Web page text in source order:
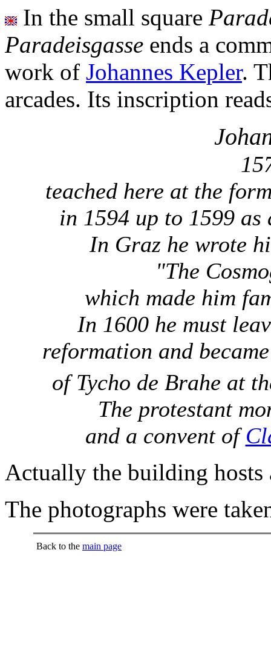
In the small square
Paradeisgasse ends a
work of Johannes Kepler.
arcades. Its inscription
teached here at the
in 1594 up to 1599
In Graz he wrote
"The
which made him
In 1600 he must
reformation and
of Tycho de Brahe at
The protestant
and a convent of
Actually the building hosts
The photographs were
Back to the main page